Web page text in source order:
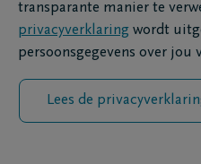
transparante manier te
privacyverklaring wordt
persoonsgegevens over jou
Lees de